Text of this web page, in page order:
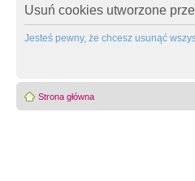
Usuń cookies utworzone
Jesteś pewny, że chcesz usunąć
Strona główna